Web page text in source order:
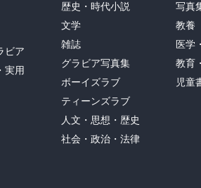
ビア
実用
歴史・時代小説
文学
雑誌
グラビア写真集
ボーイズラブ
ティーンズラブ
人文・思想・歴史
社会・政治・法律
写真
教養
医学
教育
児童